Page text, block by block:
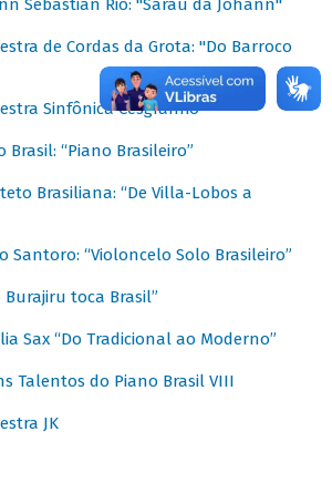
Sebastian Rio: "Sarau da Johann"
de Cordas da Grota: "Do Barroco
Sinfônica Cesgranrio
Brasil: “Piano Brasileiro”
Brasiliana: “De Villa-Lobos a
Santoro: “Violoncelo Solo Brasileiro”
Burajiru toca Brasil”
Sax “Do Tradicional ao Moderno”
Talentos do Piano Brasil VIII
JK